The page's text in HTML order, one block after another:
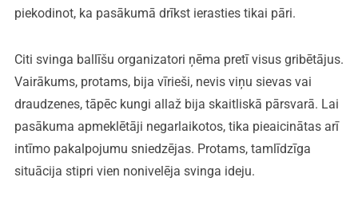
piekodinot, ka pasākumā drīkst ierasties tikai pāri.
Citi svinga ballīšu organizatori ņēma pretī visus gribētājus.
Vairākums, protams, bija vīrieši, nevis viņu sievas vai
draudzenes, tāpēc kungi allaž bija skaitliskā pārsvarā. Lai
pasākuma apmeklētāji negarlaikotos, tika pieaicinātas arī
intīmo pakalpojumu sniedzējas. Protams, tamlīdzīga
situācija stipri vien nonivelēja svinga ideju.